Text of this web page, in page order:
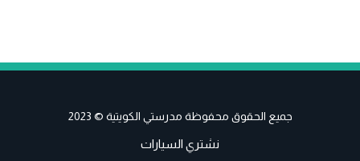
جميع الحقوق محفوظة مدرستي الكويتية © 2023
نشتري السيارات